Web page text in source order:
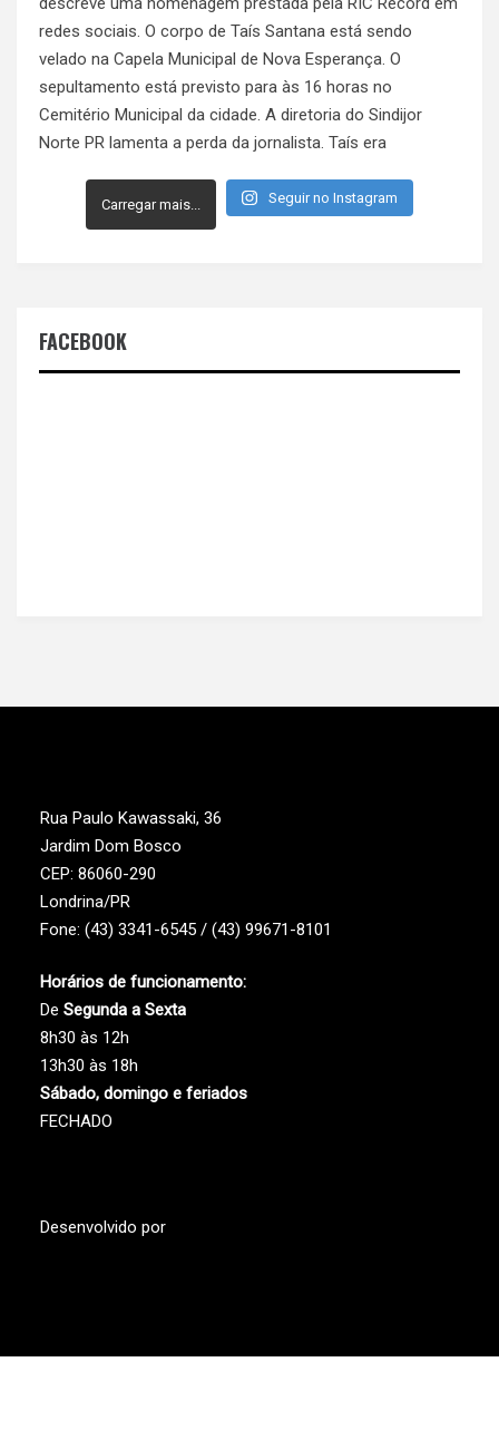
Carregar mais... Seguir no Instagram
FACEBOOK
Rua Paulo Kawassaki, 36
Jardim Dom Bosco
CEP: 86060-290
Londrina/PR
Fone: (43) 3341-6545 / (43) 99671-8101
Horários de funcionamento:
De Segunda a Sexta
8h30 às 12h
13h30 às 18h
Sábado, domingo e feriados
FECHADO
Desenvolvido por